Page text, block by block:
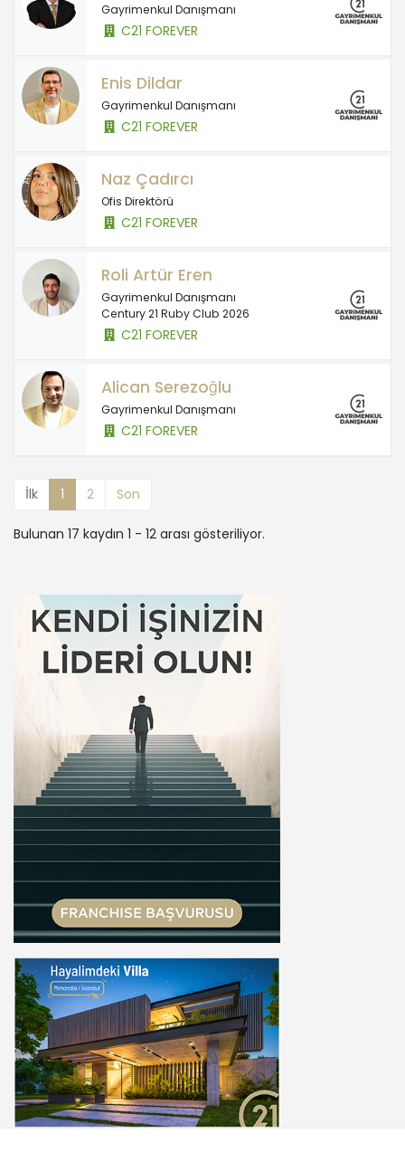
Gayrimenkul Danışmanı
C21 FOREVER
Enis Dildar
Gayrimenkul Danışmanı
C21 FOREVER
Naz Çadırcı
Ofis Direktörü
C21 FOREVER
Roli Artür Eren
Gayrimenkul Danışmanı
Century 21 Ruby Club 2026
C21 FOREVER
Alican Serezoğlu
Gayrimenkul Danışmanı
C21 FOREVER
İlk 1 2 Son
Bulunan 17 kaydın 1 - 12 arası gösteriliyor.